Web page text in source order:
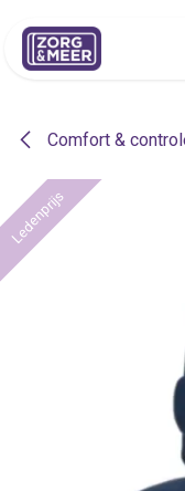
Comfort &
Ledenprijs